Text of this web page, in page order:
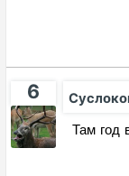
6
Там год